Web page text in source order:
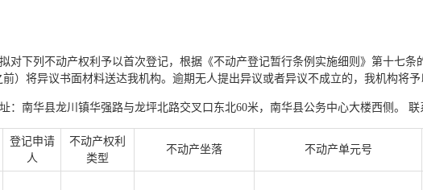
对下列不动产权利予以首次登记，根据《不动产登记暂行条例实施细则》第十七
前）将异议书面材料送达我机构。逾期无人提出异议或者异议不成立的，我机构将予
：南华县龙川镇华强路与龙坪北路交叉口东北60米，南华县公务中心大楼西侧。 联
登记申请
人
不动产权利
类型
不动产坐落 不动产单元号